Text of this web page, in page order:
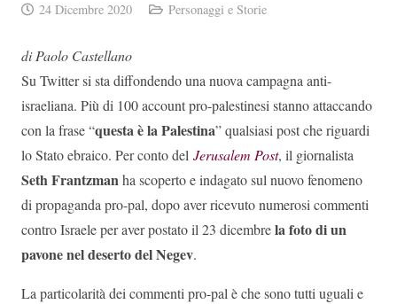
24 Dicembre 2020 Personaggi e Storie
di Paolo Castellano
Su Twitter si sta diffondendo una nuova campagna anti-
israeliana. Più di 100 account pro-palestinesi stanno attaccando
con la frase “questa è la Palestina” qualsiasi post che riguardi
lo Stato ebraico. Per conto del Jerusalem Post, il giornalista
Seth Frantzmanha scoperto e indagato sul nuovo fenomeno
di propaganda pro-pal, dopo aver ricevuto numerosi commenti
contro Israele per aver postato il 23 dicembrela foto di un
pavone nel deserto del Negev.
La particolarità dei commenti pro-pal è che sono tutti uguali e